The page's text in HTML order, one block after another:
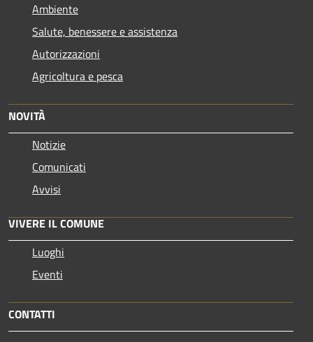
Ambiente
Salute, benessere e assistenza
Autorizzazioni
Agricoltura e pesca
NOVITÀ
Notizie
Comunicati
Avvisi
VIVERE IL COMUNE
Luoghi
Eventi
CONTATTI